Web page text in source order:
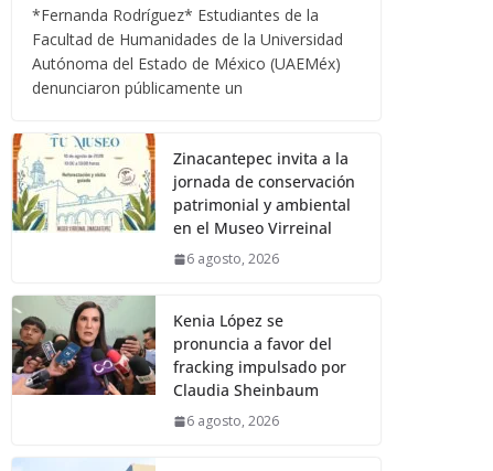
*Fernanda Rodríguez* Estudiantes de la
Facultad de Humanidades de la Universidad
Autónoma del Estado de México (UAEMéx)
denunciaron públicamente un
Zinacantepec invita a la
jornada de conservación
patrimonial y ambiental
en el Museo Virreinal
6 agosto, 2026
Kenia López se
pronuncia a favor del
fracking impulsado por
Claudia Sheinbaum
6 agosto, 2026